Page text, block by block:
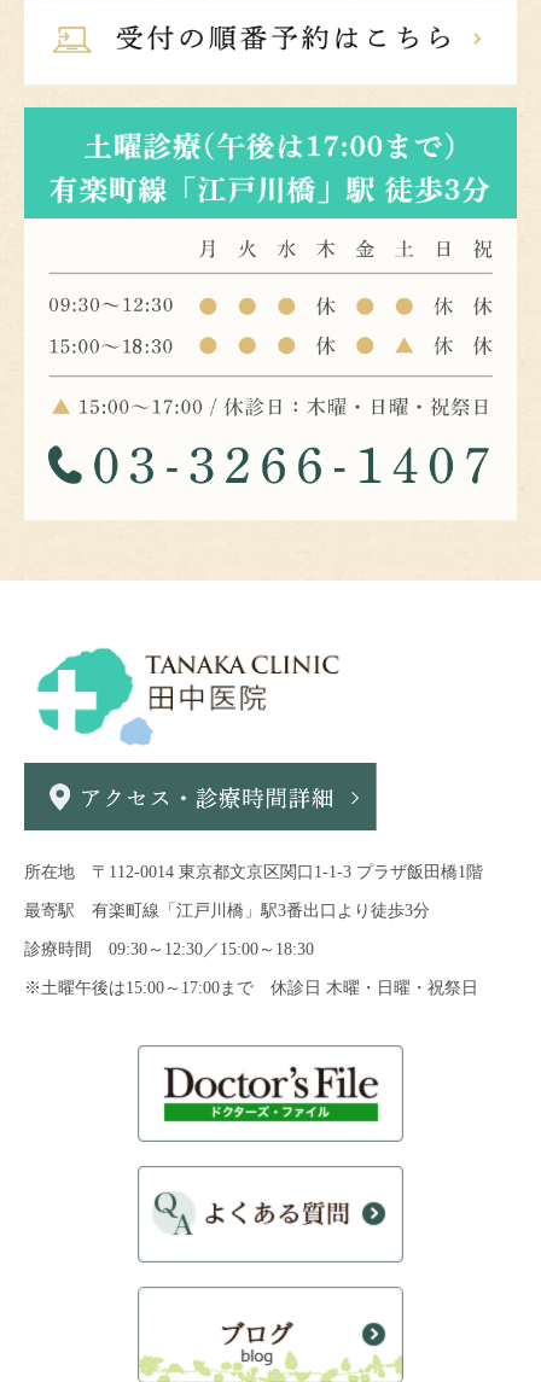
所在地 〒112-0014 東京都文京区関口1-1-3 プラザ飯田橋1階
最寄駅 有楽町線「江戸川橋」駅3番出口より徒歩3分
診療時間 09:30～12:30／15:00～18:30
※土曜午後は15:00～17:00まで 休診日 木曜・日曜・祝祭日